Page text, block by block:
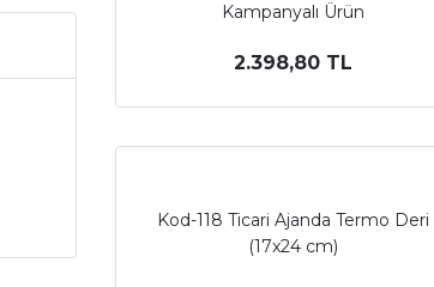
Kampanyalı Ürün
2.398,80 TL
Kod-118 Ticari Ajanda Termo Deri
(17x24 cm)